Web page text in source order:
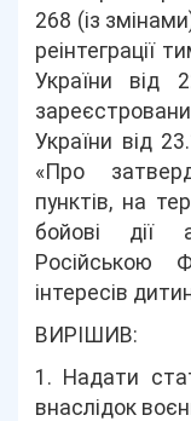
268 (із
реінтеграції
України від
України від
«Про
пунктів, на
бойові дії
Російською
інтересів
ВИРІШИВ:
1. Надати
внаслідок